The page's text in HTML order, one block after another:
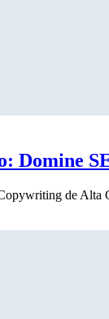
Domine
de Alta